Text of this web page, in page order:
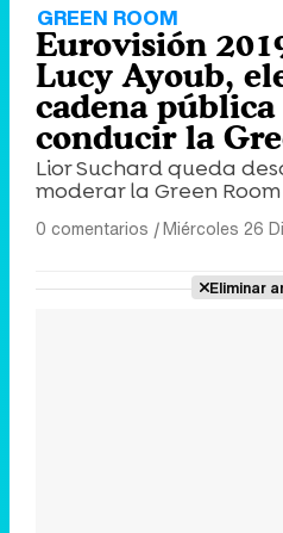
GREEN ROOM
Eurovisión
Lucy Ayoub,
cadena
conducir la
Lior Suchard queda
moderar la Green Room
0 comentarios |Miércoles 26
Eliminar